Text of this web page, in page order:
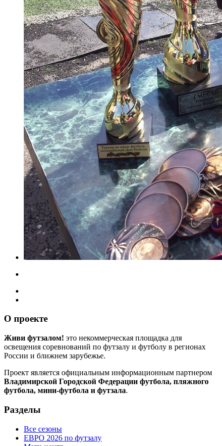
О проекте
Живи футзалом! это некоммерческая площадка для
освещения соревнований по футзалу и футболу в регионах
России и ближнем зарубежье.
Проект является официальным информационным партнером
Владимирской Городской Федерации футбола, пляжного
футбола, мини-футбола и футзала.
Разделы
Все сезоны
ЕВРО 2026 по футзалу